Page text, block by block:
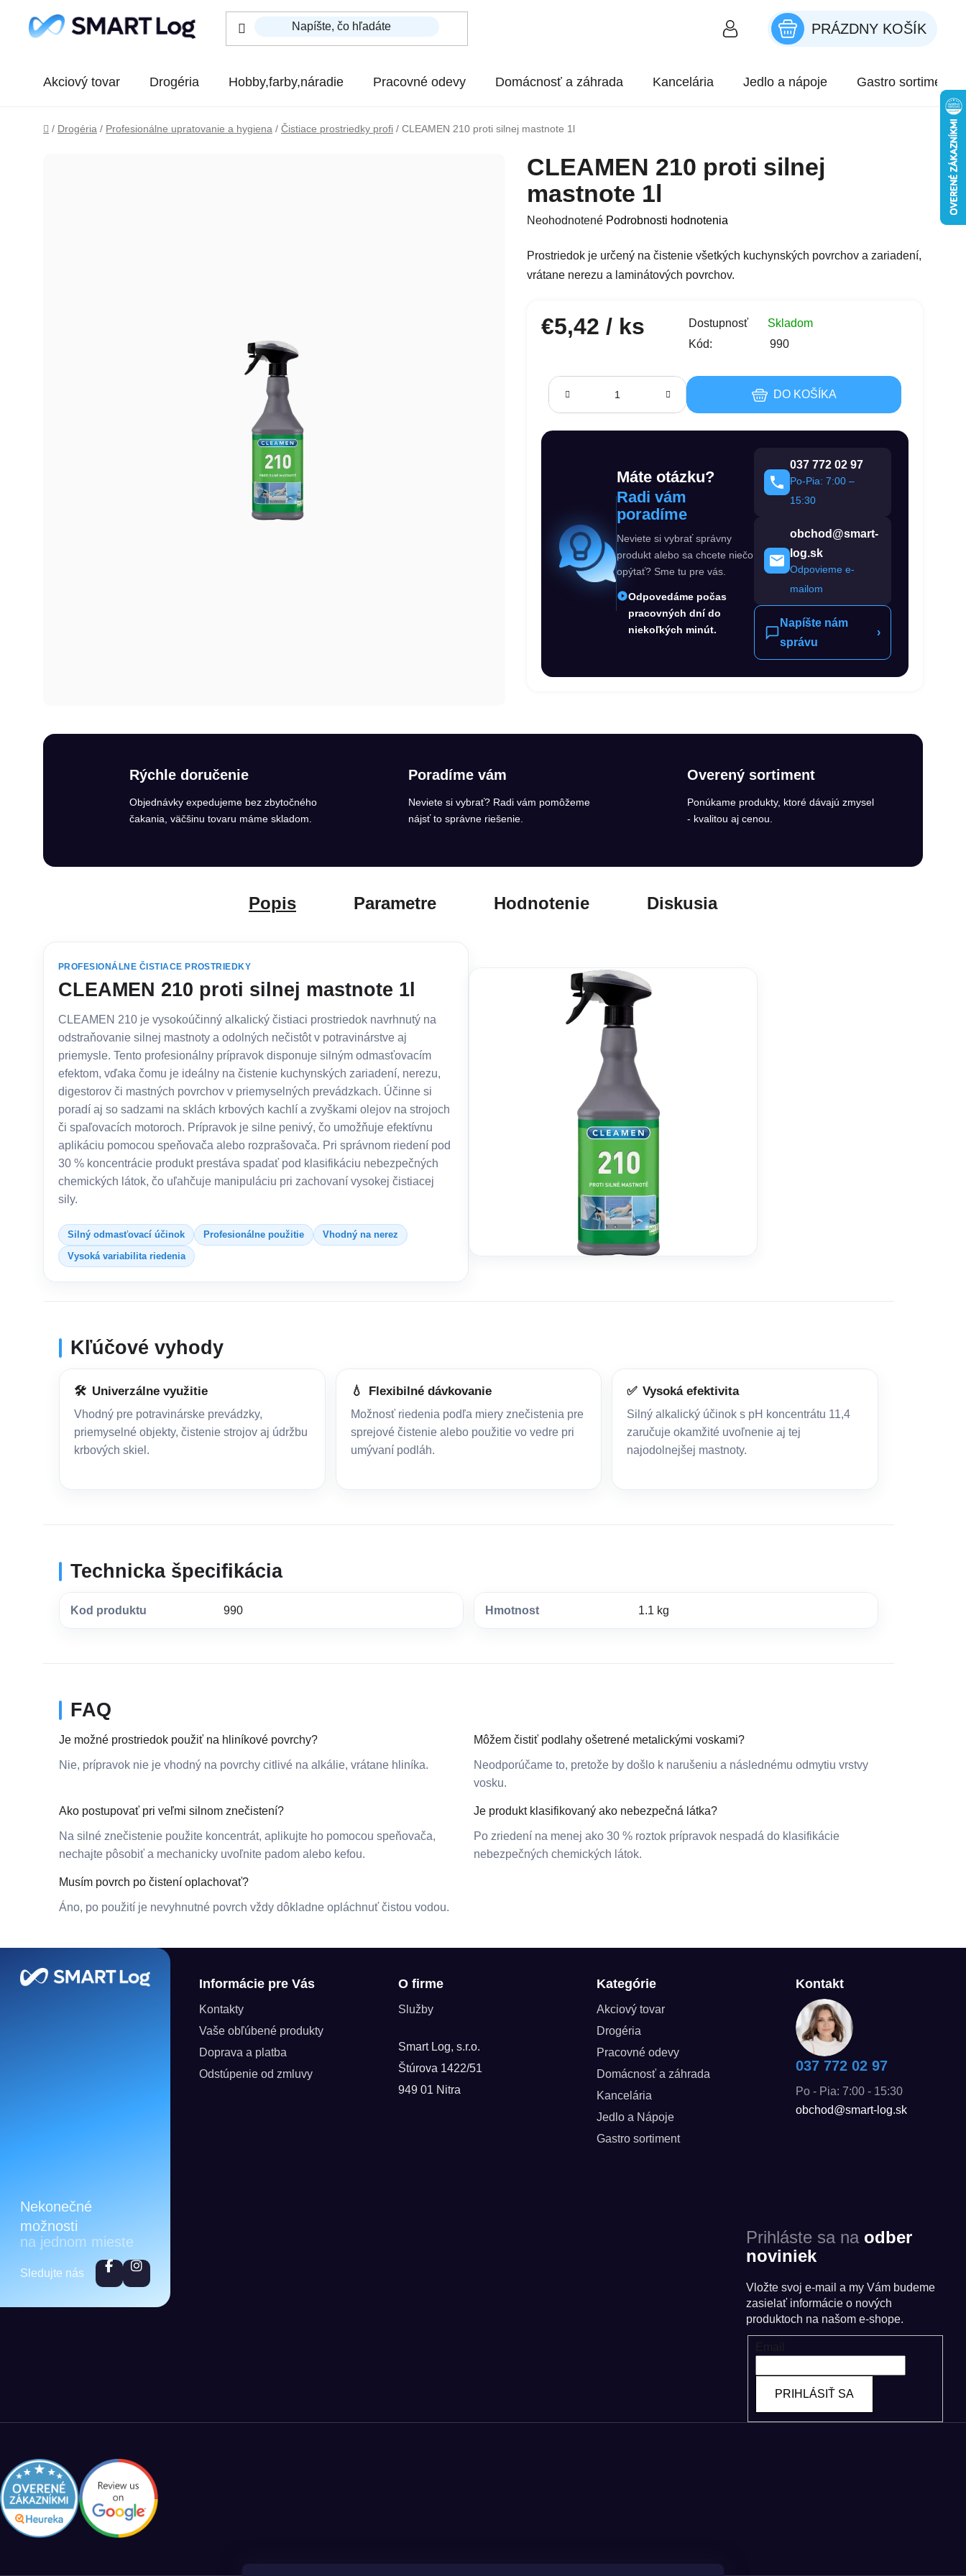
NÁKUPNÝ KOŠÍK
PRÁZDNY KOŠÍK
Akciový tovar Drogéria Hobby,farby,náradie Pracovné odevy Domácnosť a záhrada Kancelária Jedlo a nápoje Gastro sortiment
Domov
/ Drogéria / Profesionálne upratovanie a hygiena / Čistiace prostriedky profi / CLEAMEN 210 proti silnej mastnote 1l
CLEAMEN 210 proti silnej
mastnote 1l
Priemerné hodnotenie produktu je 0,0 z 5 hviezdičiek.
Neohodnotené Podrobnosti hodnotenia
​Prostriedok je určený na čistenie všetkých kuchynských povrchov a zariadení,
vrátane nerezu a laminátových povrchov.
€5,42/ ks Dostupnosť
Skladom
Kód:
990
DO KOŠÍKA
Máte otázku?
Radi vám
poradíme
Neviete si vybrať správny
produkt alebo sa chcete niečo
opýtať? Sme tu pre vás.
Odpovedáme počas
pracovných dní do
niekoľkých minút.
037 772 02 97
Po-Pia: 7:00 –
15:30
obchod@smart-
log.sk
Odpovieme e-
mailom
Napíšte nám
správu
›
Rýchle doručenie
Objednávky expedujeme bez zbytočného
čakania, väčšinu tovaru máme skladom.
Poradíme vám
Neviete si vybrať? Radi vám pomôžeme
nájsť to správne riešenie.
Overený sortiment
Ponúkame produkty, ktoré dávajú zmysel
- kvalitou aj cenou.
Popis Parametre Hodnotenie Diskusia
PROFESIONÁLNE ČISTIACE PROSTRIEDKY
CLEAMEN 210 proti silnej mastnote 1l
CLEAMEN 210 je vysokoúčinný alkalický čistiaci prostriedok navrhnutý na
odstraňovanie silnej mastnoty a odolných nečistôt v potravinárstve aj
priemysle. Tento profesionálny prípravok disponuje silným odmasťovacím
efektom, vďaka čomu je ideálny na čistenie kuchynských zariadení, nerezu,
digestorov či mastných povrchov v priemyselných prevádzkach. Účinne si
poradí aj so sadzami na sklách krbových kachlí a zvyškami olejov na strojoch
či spaľovacích motoroch. Prípravok je silne penivý, čo umožňuje efektívnu
aplikáciu pomocou speňovača alebo rozprašovača. Pri správnom riedení pod
30 % koncentrácie produkt prestáva spadať pod klasifikáciu nebezpečných
chemických látok, čo uľahčuje manipuláciu pri zachovaní vysokej čistiacej
sily.
Silný odmasťovací účinok Profesionálne použitie
Vhodný na nerez
Vysoká variabilita riedenia
Kľúčové vyhody
🛠️ Univerzálne využitie
Vhodný pre potravinárske prevádzky,
priemyselné objekty, čistenie strojov aj údržbu
krbových skiel.
💧 Flexibilné dávkovanie
Možnosť riedenia podľa miery znečistenia pre
sprejové čistenie alebo použitie vo vedre pri
umývaní podláh.
✅ Vysoká efektivita
Silný alkalický účinok s pH koncentrátu 11,4
zaručuje okamžité uvoľnenie aj tej
najodolnejšej mastnoty.
Technicka špecifikácia
Kod produktu 990 Hmotnost 1.1 kg
FAQ
Je možné prostriedok použiť na hliníkové povrchy?
Nie, prípravok nie je vhodný na povrchy citlivé na alkálie, vrátane hliníka.
Môžem čistiť podlahy ošetrené metalickými voskami?
Neodporúčame to, pretože by došlo k narušeniu a následnému odmytiu vrstvy
vosku.
Ako postupovať pri veľmi silnom znečistení?
Na silné znečistenie použite koncentrát, aplikujte ho pomocou speňovača,
nechajte pôsobiť a mechanicky uvoľnite padom alebo kefou.
Je produkt klasifikovaný ako nebezpečná látka?
Po zriedení na menej ako 30 % roztok prípravok nespadá do klasifikácie
nebezpečných chemických látok.
Musím povrch po čistení oplachovať?
Áno, po použití je nevyhnutné povrch vždy dôkladne opláchnuť čistou vodou.
Nekonečné
možnosti
na jednom mieste
Sledujte nás
Informácie pre Vás
Kontakty
Vaše obľúbené produkty
Doprava a platba
Odstúpenie od zmluvy
O firme
Služby
Smart Log, s.r.o.
Štúrova 1422/51
949 01 Nitra
Kategórie
Akciový tovar
Drogéria
Pracovné odevy
Domácnosť a záhrada
Kancelária
Jedlo a Nápoje
Gastro sortiment
Kontakt
037 772 02 97
Po - Pia: 7:00 - 15:30
obchod@smart-log.sk
Prihláste sa na odber
noviniek
Vložte svoj e-mail a my Vám budeme
zasielať informácie o nových
produktoch na našom e-shope.
PRIHLÁSIŤ SA